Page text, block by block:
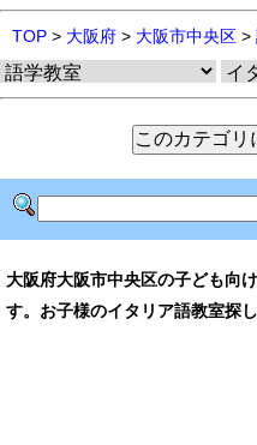
TOP > 大阪府 > 大阪市中央区 >
大阪府大阪市中央区の子ども向
す。お子様のイタリア語教室探